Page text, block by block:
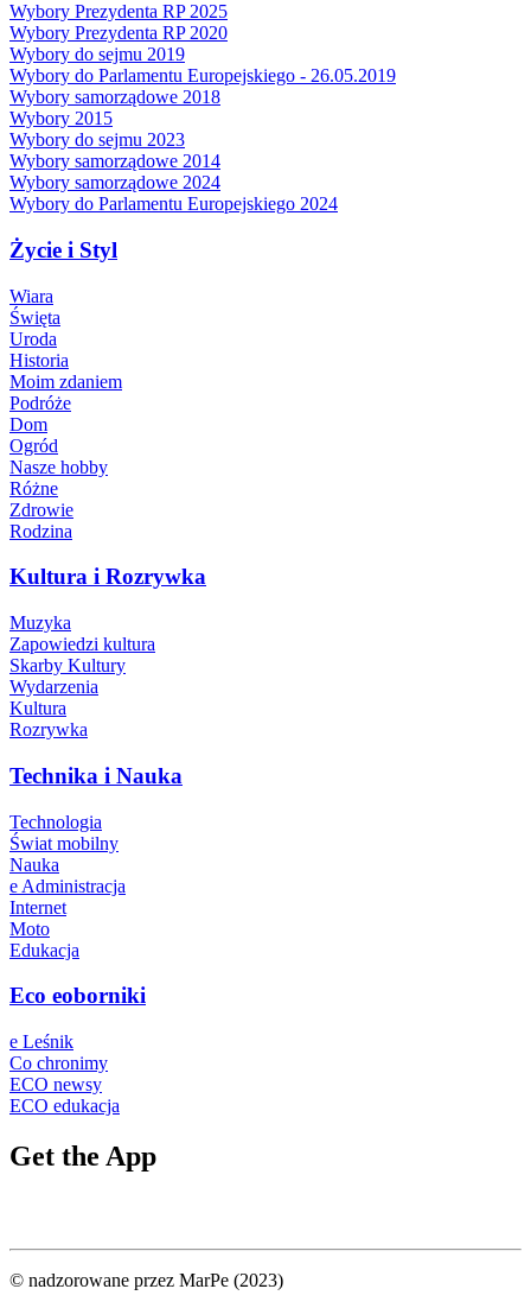
Wybory Prezydenta RP 2025
Wybory Prezydenta RP 2020
Wybory do sejmu 2019
Wybory do Parlamentu Europejskiego - 26.05.2019
Wybory samorządowe 2018
Wybory 2015
Wybory do sejmu 2023
Wybory samorządowe 2014
Wybory samorządowe 2024
Wybory do Parlamentu Europejskiego 2024
Życie i Styl
Wiara
Święta
Uroda
Historia
Moim zdaniem
Podróże
Dom
Ogród
Nasze hobby
Różne
Zdrowie
Rodzina
Kultura i Rozrywka
Muzyka
Zapowiedzi kultura
Skarby Kultury
Wydarzenia
Kultura
Rozrywka
Technika i Nauka
Technologia
Świat mobilny
Nauka
e Administracja
Internet
Moto
Edukacja
Eco eoborniki
e Leśnik
Co chronimy
ECO newsy
ECO edukacja
Get the App
© nadzorowane przez MarPe (2023)